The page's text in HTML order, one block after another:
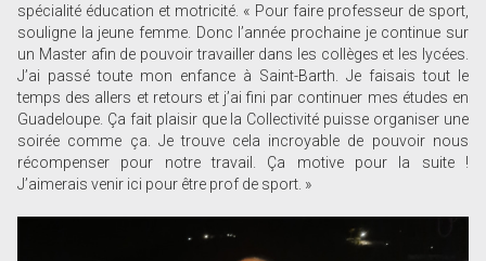
spécialité éducation et motricité. « Pour faire professeur de sport,
souligne la jeune femme. Donc l’année prochaine je continue sur
un Master afin de pouvoir travailler dans les collèges et les lycées.
J’ai passé toute mon enfance à Saint-Barth. Je faisais tout le
temps des allers et retours et j’ai fini par continuer mes études en
Guadeloupe. Ça fait plaisir que la Collectivité puisse organiser une
soirée comme ça. Je trouve cela incroyable de pouvoir nous
récompenser pour notre travail. Ça motive pour la suite !
J’aimerais venir ici pour être prof de sport. »